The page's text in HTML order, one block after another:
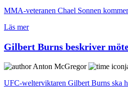
MMA-veteranen Chael Sonnen
Läs mer
Gilbert Burns beskriver
Anton McGregor
UFC-welterviktaren Gilbert Burns ska